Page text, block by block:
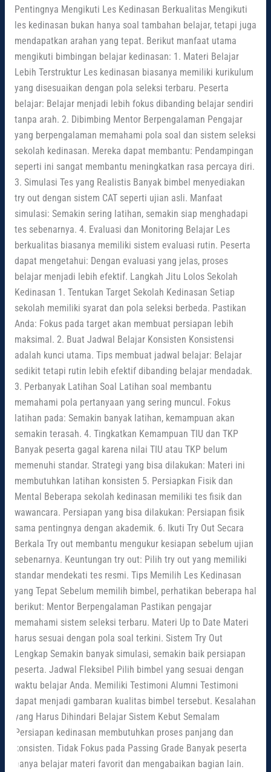
Pentingnya Mengikuti Les Kedinasan Berkualitas Mengikuti
les kedinasan bukan hanya soal tambahan belajar, tetapi juga
mendapatkan arahan yang tepat. Berikut manfaat utama
mengikuti bimbingan belajar kedinasan: 1. Materi Belajar
Lebih Terstruktur Les kedinasan biasanya memiliki kurikulum
yang disesuaikan dengan pola seleksi terbaru. Peserta
belajar: Belajar menjadi lebih fokus dibanding belajar sendiri
tanpa arah. 2. Dibimbing Mentor Berpengalaman Pengajar
yang berpengalaman memahami pola soal dan sistem seleksi
sekolah kedinasan. Mereka dapat membantu: Pendampingan
seperti ini sangat membantu meningkatkan rasa percaya diri.
3. Simulasi Tes yang Realistis Banyak bimbel menyediakan
try out dengan sistem CAT seperti ujian asli. Manfaat
simulasi: Semakin sering latihan, semakin siap menghadapi
tes sebenarnya. 4. Evaluasi dan Monitoring Belajar Les
berkualitas biasanya memiliki sistem evaluasi rutin. Peserta
dapat mengetahui: Dengan evaluasi yang jelas, proses
belajar menjadi lebih efektif. Langkah Jitu Lolos Sekolah
Kedinasan 1. Tentukan Target Sekolah Kedinasan Setiap
sekolah memiliki syarat dan pola seleksi berbeda. Pastikan
Anda: Fokus pada target akan membuat persiapan lebih
maksimal. 2. Buat Jadwal Belajar Konsisten Konsistensi
adalah kunci utama. Tips membuat jadwal belajar: Belajar
sedikit tetapi rutin lebih efektif dibanding belajar mendadak.
3. Perbanyak Latihan Soal Latihan soal membantu
memahami pola pertanyaan yang sering muncul. Fokus
latihan pada: Semakin banyak latihan, kemampuan akan
semakin terasah. 4. Tingkatkan Kemampuan TIU dan TKP
Banyak peserta gagal karena nilai TIU atau TKP belum
memenuhi standar. Strategi yang bisa dilakukan: Materi ini
membutuhkan latihan konsisten 5. Persiapkan Fisik dan
Mental Beberapa sekolah kedinasan memiliki tes fisik dan
wawancara. Persiapan yang bisa dilakukan: Persiapan fisik
sama pentingnya dengan akademik. 6. Ikuti Try Out Secara
Berkala Try out membantu mengukur kesiapan sebelum ujian
sebenarnya. Keuntungan try out: Pilih try out yang memiliki
standar mendekati tes resmi. Tips Memilih Les Kedinasan
yang Tepat Sebelum memilih bimbel, perhatikan beberapa hal
berikut: Mentor Berpengalaman Pastikan pengajar
memahami sistem seleksi terbaru. Materi Up to Date Materi
harus sesuai dengan pola soal terkini. Sistem Try Out
Lengkap Semakin banyak simulasi, semakin baik persiapan
peserta. Jadwal Fleksibel Pilih bimbel yang sesuai dengan
waktu belajar Anda. Memiliki Testimoni Alumni Testimoni
dapat menjadi gambaran kualitas bimbel tersebut. Kesalahan
yang Harus Dihindari Belajar Sistem Kebut Semalam
Persiapan kedinasan membutuhkan proses panjang dan
konsisten. Tidak Fokus pada Passing Grade Banyak peserta
hanya belajar materi favorit dan mengabaikan bagian lain.